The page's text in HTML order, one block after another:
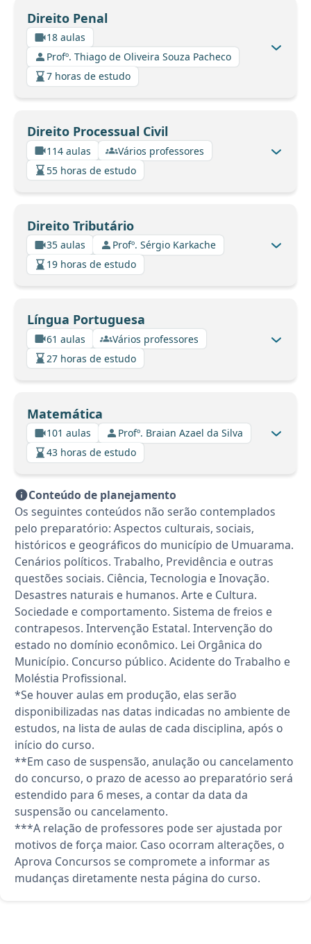
Direito Penal
18 aulas
Profº. Thiago de Oliveira Souza Pacheco
7 horas de estudo
Direito Processual Civil
114 aulas
Vários professores
55 horas de estudo
Direito Tributário
35 aulas
Profº. Sérgio Karkache
19 horas de estudo
Língua Portuguesa
61 aulas
Vários professores
27 horas de estudo
Matemática
101 aulas
Profº. Braian Azael da Silva
43 horas de estudo
Conteúdo de planejamento
Os seguintes conteúdos não serão contemplados
pelo preparatório: Aspectos culturais, sociais,
históricos e geográficos do município de Umuarama.
Cenários políticos. Trabalho, Previdência e outras
questões sociais. Ciência, Tecnologia e Inovação.
Desastres naturais e humanos. Arte e Cultura.
Sociedade e comportamento. Sistema de freios e
contrapesos. Intervenção Estatal. Intervenção do
estado no domínio econômico. Lei Orgânica do
Município. Concurso público. Acidente do Trabalho e
Moléstia Profissional.
*Se houver aulas em produção, elas serão
disponibilizadas nas datas indicadas no ambiente de
estudos, na lista de aulas de cada disciplina, após o
início do curso.
**Em caso de suspensão, anulação ou cancelamento
do concurso, o prazo de acesso ao preparatório será
estendido para 6 meses, a contar da data da
suspensão ou cancelamento.
***A relação de professores pode ser ajustada por
motivos de força maior. Caso ocorram alterações, o
Aprova Concursos se compromete a informar as
mudanças diretamente nesta página do curso.